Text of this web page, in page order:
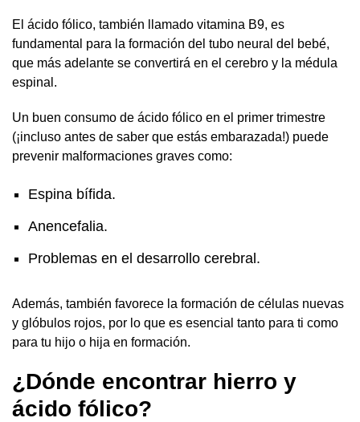
El ácido fólico, también llamado vitamina B9, es
fundamental para la formación del tubo neural del bebé,
que más adelante se convertirá en el cerebro y la médula
espinal.
Un buen consumo de ácido fólico en el primer trimestre
(¡incluso antes de saber que estás embarazada!) puede
prevenir malformaciones graves como:
Espina bífida.
Anencefalia.
Problemas en el desarrollo cerebral.
Además, también favorece la formación de células nuevas
y glóbulos rojos, por lo que es esencial tanto para ti como
para tu hijo o hija en formación.
¿Dónde encontrar hierro y
ácido fólico?